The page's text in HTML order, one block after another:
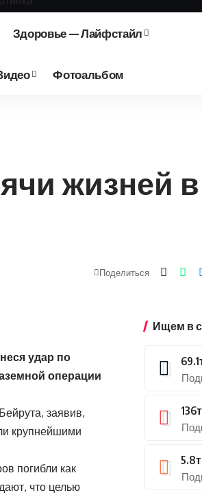
Здоровье — Лайфстайл
Фотоальбом
жизней
Поделиться
удар по
операции
заявив,
крупнейшими
погибли как
что целью
Ищем в